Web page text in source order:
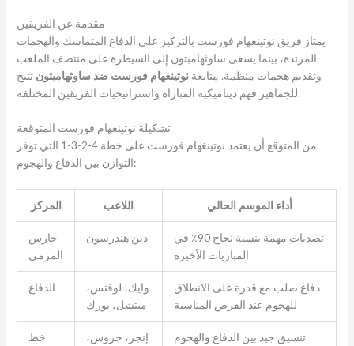
مقدمة عن الفريقين
يمتاز فريق نوتينغهام فورست بالتركيز على الدفاع المتماسك والهجمات
المرتدة، بينما يسعى ساوثهامبتون إلى السيطرة على منتصف الملعب
وتقديم هجمات منظمة. متابعة نوتينغهام فورست ضد ساوثهامبتون تتيح
للجماهير فهم ديناميكية المباراة واستراتيجيات الفريقين المختلفة.
تشكيلة نوتينغهام فورست المتوقعة
من المتوقع أن يعتمد نوتينغهام فورست على خطة 4-2-3-1 التي توفر
التوازن بين الدفاع والهجوم:
المركز اللاعب أداء الموسم الحالي
حارس
المرمى
دين هندرسون
تصديات مهمة بنسبة نجاح 90٪ في
المباريات الأخيرة
الدفاع
وايك، لوفتس،
ميتشل، يورك
دفاع صلب مع قدرة على الانطلاق
للهجوم عند الفرص المناسبة
خط
إنجز، جروس،
تنسيق جيد بين الدفاع والهجوم